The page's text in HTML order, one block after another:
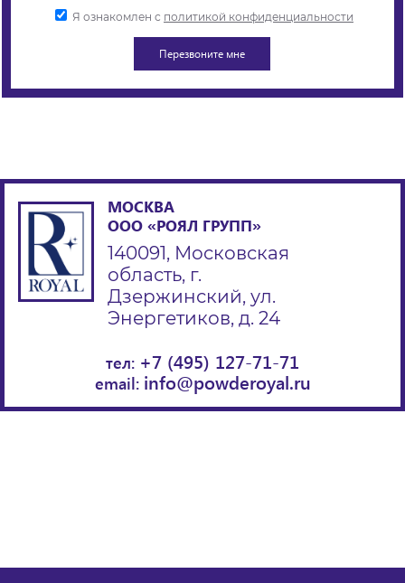
Я ознакомлен с политикой конфиденциальности
МОСКВА
ООО «РОЯЛ ГРУПП»
140091, Московская
область, г.
Дзержинский, ул.
Энергетиков, д. 24
тел: +7 (495) 127-71-71
email: info@powderoyal.ru